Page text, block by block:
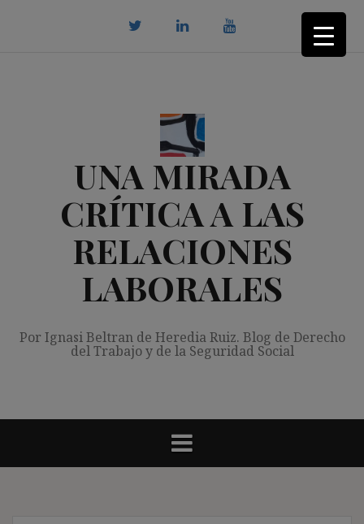
UNA MIRADA
CRÍTICA A LAS
RELACIONES
LABORALES
Por Ignasi Beltran de Heredia Ruiz. Blog de Derecho
del Trabajo y de la Seguridad Social